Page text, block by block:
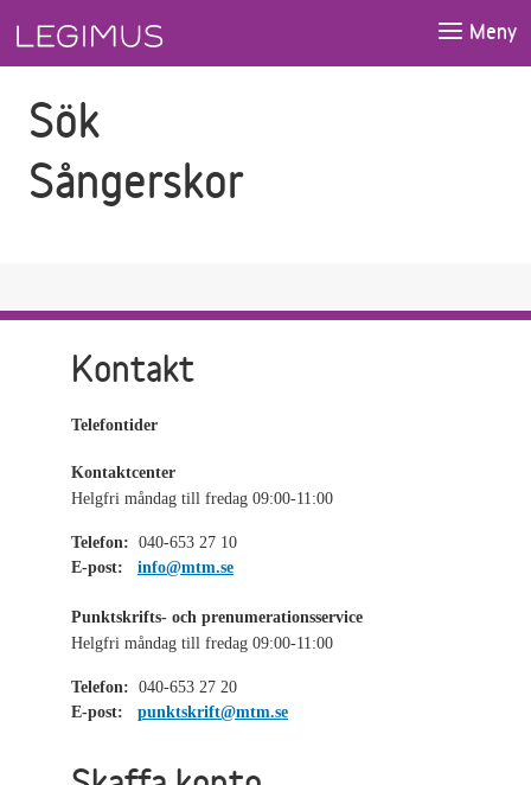
Meny
Sök
Sångerskor
Kontakt
Telefontider
Kontaktcenter
Helgfri måndag till fredag 09:00-11:00
Telefon: 040-653 27 10
E-post:
info@mtm.se
Punktskrifts- och prenumerationsservice
Helgfri måndag till fredag 09:00-11:00
Telefon: 040-653 27 20
E-post:
punktskrift@mtm.se